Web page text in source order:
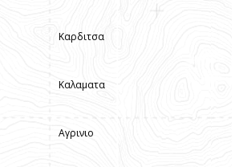
Καρδιτσα
Καλαματα
Αγρινιο